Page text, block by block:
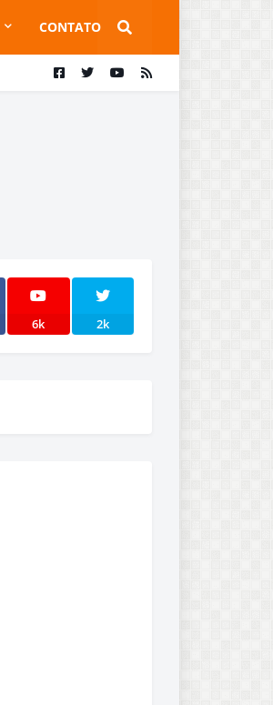
CONTATO
6k 2k